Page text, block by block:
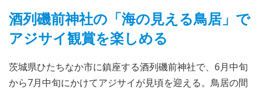
酒列磯前神社の「海の見える鳥居」で
アジサイ観賞を楽しめる
茨城県ひたちなか市に鎮座する酒列磯前神社で、6月中旬
から7月中旬にかけてアジサイが見頃を迎える。鳥居の間